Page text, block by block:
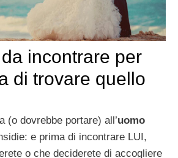
incontrare per
di trovare quello
(o dovrebbe portare) all’uomo
e prima di incontrare LUI,
o che deciderete di accogliere